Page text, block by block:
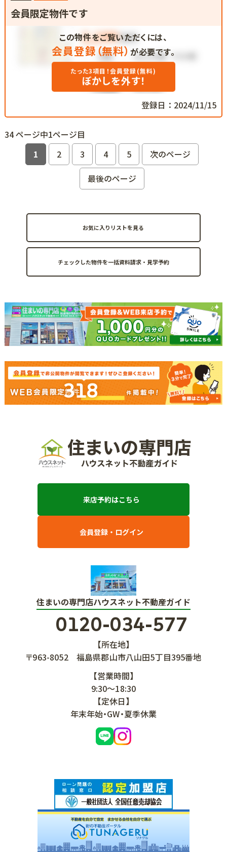
会員限定物件です
この物件をご覧いただくには、
会員登録（無料） が必要です。
たった3項目！会員登録(無料)
ぼかしを外す！
登録日：2024/11/15
34 ページ中1ページ目
1
2 3 4 5
次のページ
最後のページ
お気に入りリストを見る
318
来店予約はこちら
会員登録・ログイン
住まいの専門店ハウスネット不動産ガイド
0120-034-577
【所在地】
〒963-8052
福島県郡山市八山田5丁目395番地
【営業時間】
9:30～18:30
【定休日】
年末年始・GW・夏季休業